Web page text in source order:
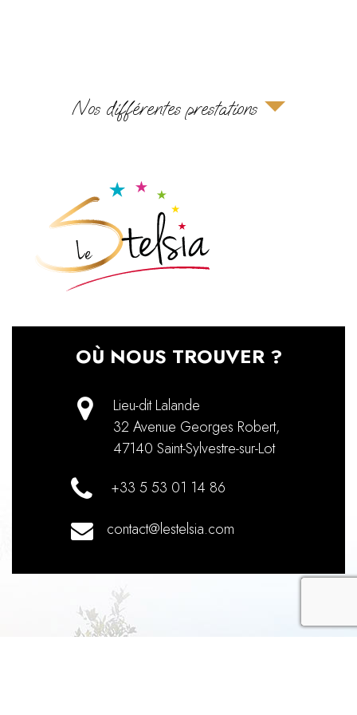
Nos différentes prestations
OÙ NOUS TROUVER ?
Lieu-dit Lalande
32 Avenue Georges Robert,
47140 Saint-Sylvestre-sur-Lot
+33 5 53 01 14 86
contact@lestelsia.com